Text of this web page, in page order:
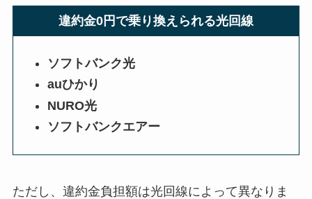
違約金0円で乗り換えられる光回線
ソフトバンク光
auひかり
NURO光
ソフトバンクエアー
ただし、違約金負担額は光回線によって異なりま